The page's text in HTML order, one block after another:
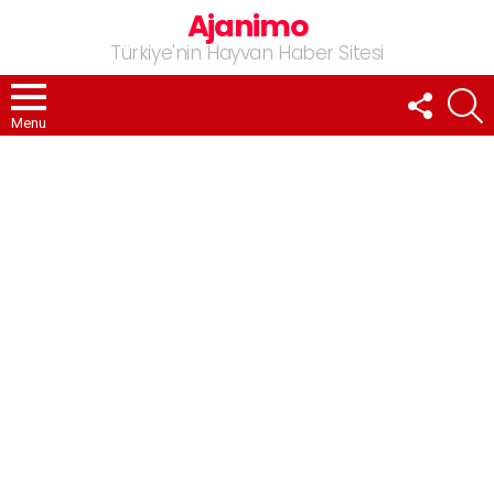
Ajanimo
Türkiye'nin Hayvan Haber Sitesi
Menu
FOLLOW
US